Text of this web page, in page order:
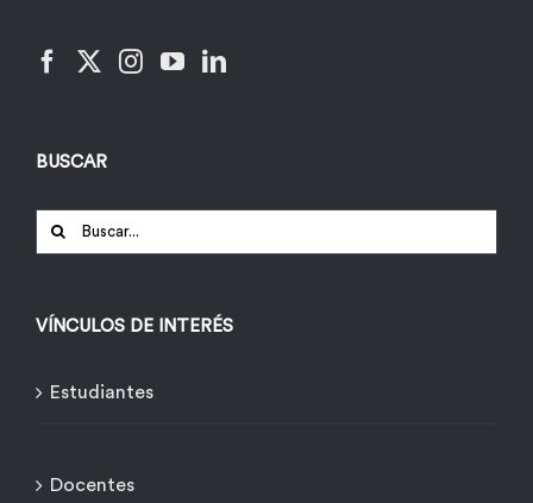
BUSCAR
Buscar:
VÍNCULOS DE INTERÉS
Estudiantes
Docentes